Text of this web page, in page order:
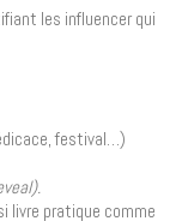
les influencer qui
festival…)
livre pratique comme